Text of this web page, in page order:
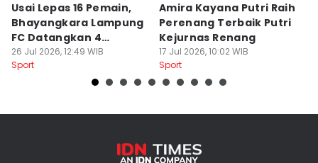
Usai Lepas 16 Pemain,
Bhayangkara Lampung
FC Datangkan 4
Rekrutan
26 Jul 2026, 12:49 WIB
Sport
Amira Kayana Putri Raih
Perenang Terbaik Putri
Kejurnas Renang
17 Jul 2026, 10:02 WIB
Sport